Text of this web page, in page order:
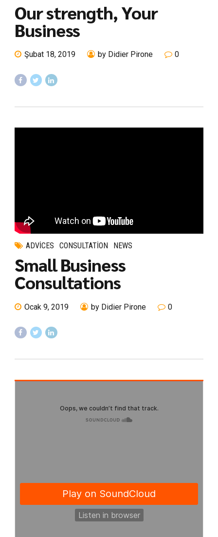
Our strength, Your
Business
Şubat 18, 2019 by Didier Pirone 0
ADVICES CONSULTATION NEWS
Small Business
Consultations
Ocak 9, 2019 by Didier Pirone 0